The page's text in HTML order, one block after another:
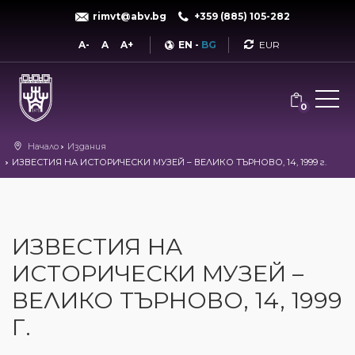
rimvt@abv.bg +359 (885) 105-282
A- A A+ EN - BG Currency
0
Начало
Издания
ИЗВЕСТИЯ НА ИСТОРИЧЕСКИ МУЗЕЙ – ВЕЛИКО ТЪРНОВО, 14, 1999 г.
ИЗВЕСТИЯ НА
ИСТОРИЧЕСКИ МУЗЕЙ –
ВЕЛИКО ТЪРНОВО, 14, 1999
Г.